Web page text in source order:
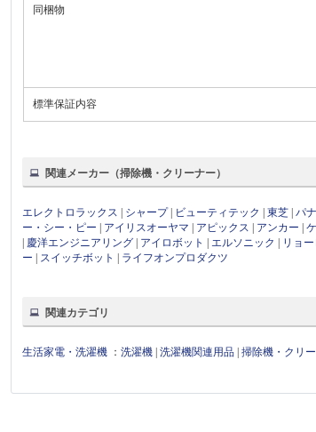
同梱物
標準保証内容
関連メーカー（掃除機・クリーナー）
エレクトロラックス シャープ| ビューティテック |東芝 |パ
ー・シー・ピー
アイリスオーヤマ アピックス アンカー |
慶洋エンジニアリング アイロボット エルソニック リョ
ー
スイッチボット ライフオンプロダクツ
関連カテゴリ
生活家電・洗濯機 ：洗濯機 |洗濯機関連用品 |掃除機・クリ